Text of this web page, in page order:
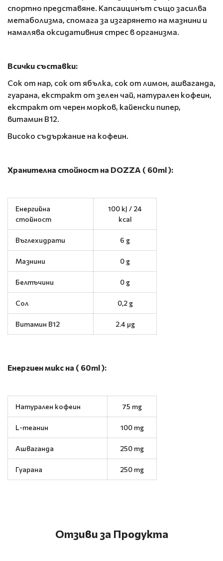
спортно представяне. Капсаицинът също засилва
метаболизма, спомага за изгарянето на мазнини и
намалява оксидативния стрес в организма.
Всички съставки:
Сок от нар, сок от ябълка, сок от лимон, ашваганда,
гуарана, екстракт от зелен чай, натурален кофеин,
екстракт от черен морков, кайенски пипер,
витамин B12.
Високо съдържание на кофеин.
Хранителна стойност на DOZZA ( 60ml ):
Енергийна
стойност
100 kJ / 24
kcal
Въглехидрати 6 g
Мазнини 0 g
Белтъчини 0 g
Сол 0,2 g
Витамин B12 2.4 μg
Енергиен микс на ( 60ml ):
Натурален кофеин 75 mg
L-теанин 100 mg
Ашваганда 250 mg
Гуарана 250 mg
Отзиви за Продукта